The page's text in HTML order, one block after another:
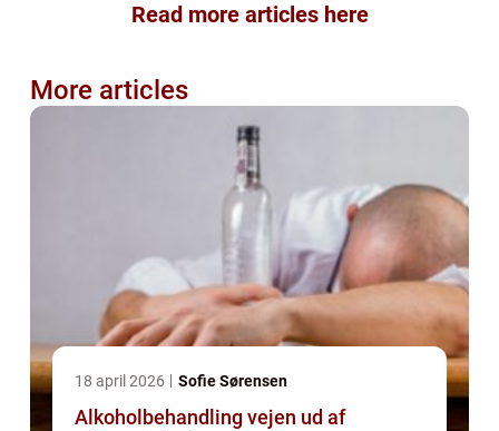
Read more articles here
More articles
18 april 2026 Sofie Sørensen
Alkoholbehandling vejen ud af